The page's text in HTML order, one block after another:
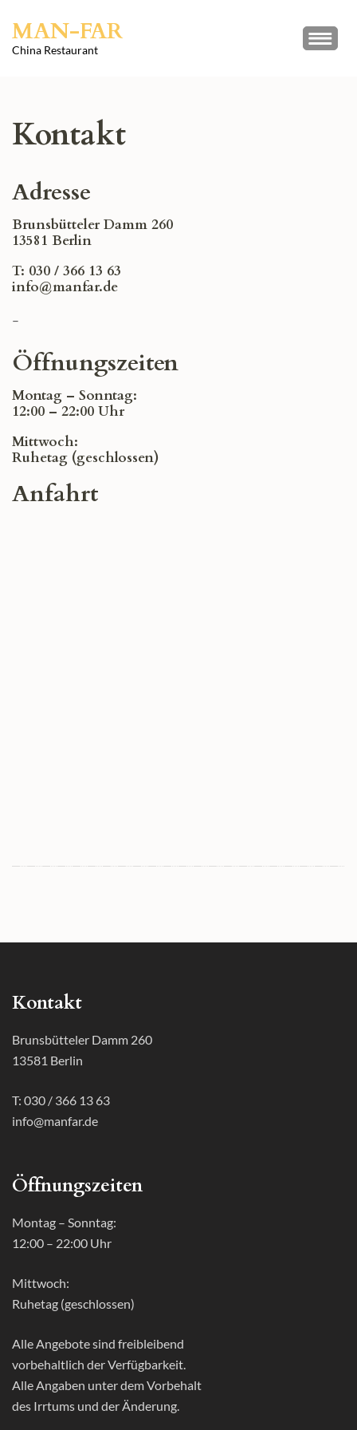
content
MAN-FAR
China Restaurant
Kontakt
Adresse
Brunsbütteler Damm 260
13581 Berlin
T: 030 / 366 13 63
info@manfar.de
–
Öffnungszeiten
Montag – Sonntag:
12:00 – 22:00 Uhr
Mittwoch:
Ruhetag (geschlossen)
Anfahrt
Kontakt
Brunsbütteler Damm 260
13581 Berlin
T: 030 / 366 13 63
info@manfar.de
Öffnungszeiten
Montag – Sonntag:
12:00 – 22:00 Uhr
Mittwoch:
Ruhetag (geschlossen)
Alle Angebote sind freibleibend
vorbehaltlich der Verfügbarkeit.
Alle Angaben unter dem Vorbehalt
des Irrtums und der Änderung.